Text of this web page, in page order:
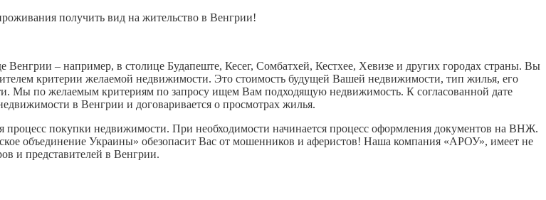
получить вид на жительство в Венгрии!
– например, в столице Будапеште, Кесег, Сомбатхей, Кестхее, Хевизе и других городах страны. Вы
критерии желаемой недвижимости. Это стоимость будущей Вашей недвижимости, тип жилья, его
Мы по желаемым критериям по запросу ищем Вам подходящую недвижимость. К согласованной дате
в Венгрии и договаривается о просмотрах жилья.
процесс покупки недвижимости. При необходимости начинается процесс оформления документов на ВНЖ.
объединение Украины» обезопасит Вас от мошенников и аферистов! Наша компания «АРОУ», имеет не
и представителей в Венгрии.